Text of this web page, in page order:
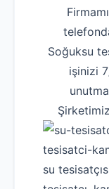
Soğuksu
işinizi
su